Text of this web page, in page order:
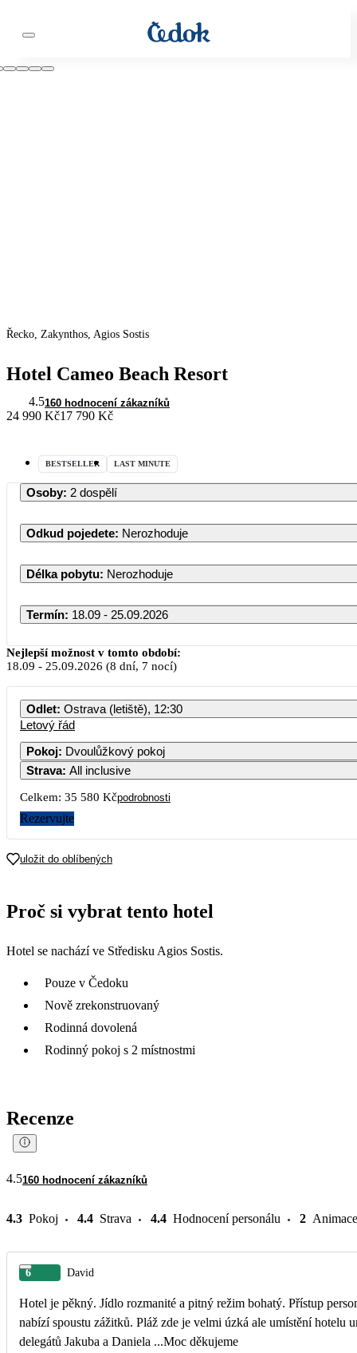
Řecko, Zakynthos, Agios Sostis
Hotel Cameo Beach Resort
4.5160 hodnocení zákazníků
24 990 Kč17 790 Kč
BESTSELLER LAST MINUTE
Osoby: 2 dospělí
Odkud pojedete: Nerozhoduje
Délka pobytu: Nerozhoduje
Termín: 18.09 - 25.09.2026
PO
Nejlepší možnost v tomto období:
18.09 - 25.09.2026 (8 dní, 7 nocí)
Odlet: Ostrava (letiště), 12:30
Letový řád
Pokoj: Dvoulůžkový pokoj
Strava: All inclusive
Celkem: 35 580 Kčpodrobnosti
Rezervujte
uložit do oblíbených
Proč si vybrat tento hotel
Hotel se nachází ve Středisku Agios Sostis.
Pouze v Čedoku
Nově zrekonstruovaný
Rodinná dovolená
Rodinný pokoj s 2 místnostmi
Recenze
4.5160 hodnocení zákazníků
4.3 Pokoj 4.4 Strava 4.4 Hodnocení personálu 2 Animace
6 David
Hotel je pěkný. Jídlo rozmanité a pitný režim bohatý. Přístup personálu skvělý, hlavně restaurace a bar . Jen u bazénu málo lehátek. Okolí krásné a výlety
nabízí spoustu zážitků. Pláž zde je velmi úzká ale umístění hotelu umožňuje vstup do moře hned z hotelu . A nakonec neskutečně profesionální přístup
delegátů Jakuba a Daniela ...Moc děkujeme